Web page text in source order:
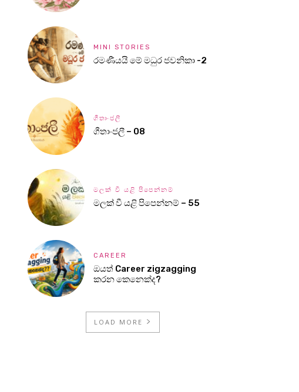
MINI STORIES
රමණීයයි මේ මධුර ජවනිකා -2
ගීතාංජලී
ගීතාංජලී – 08
මලක් වී යළි පිපෙන්නම්
මලක් වී යළි පිපෙන්නම් – 55
CAREER
ඔයත් Career zigzagging
කරන කෙනෙක්ද?
LOAD MORE